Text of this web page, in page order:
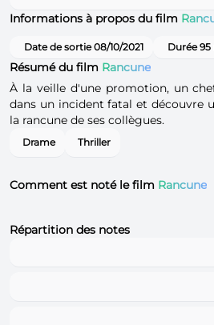
Informations à propos du film
Date de sortie 08/10/2021 Durée
Résumé du film Rancune
À la veille d'une promotion, un
dans un incident fatal et découvre
la rancune de ses collègues.
Drame Thriller
Comment est noté le film Rancune
Répartition des notes